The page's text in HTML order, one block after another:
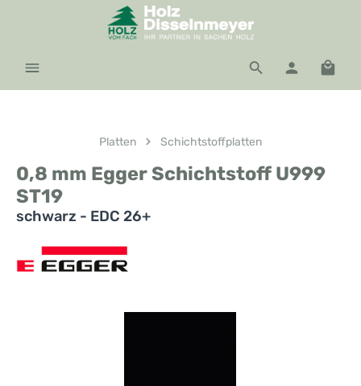
Zum Hauptinhalt springen
Platten Schichtstoffplatten
0,8 mm Egger Schichtstoff U999
ST19
schwarz - EDC 26+